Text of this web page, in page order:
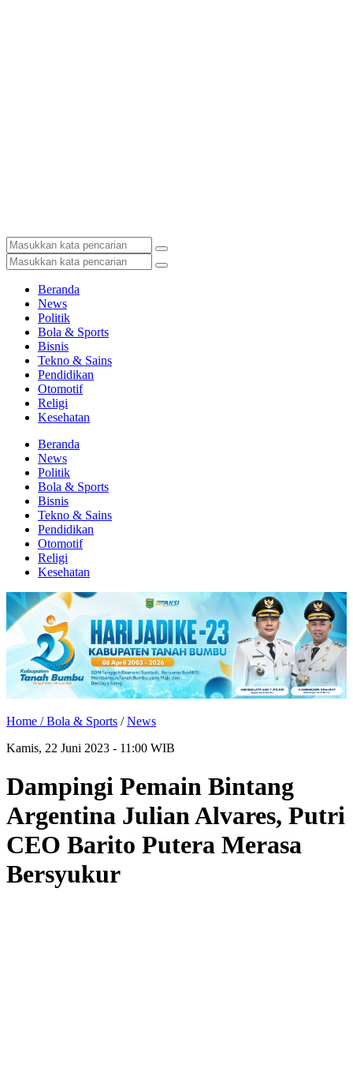
Beranda
News
Politik
Bola & Sports
Bisnis
Tekno & Sains
Pendidikan
Otomotif
Religi
Kesehatan
Beranda
News
Politik
Bola & Sports
Bisnis
Tekno & Sains
Pendidikan
Otomotif
Religi
Kesehatan
Home /Bola & Sports /News
Kamis, 22 Juni 2023 - 11:00 WIB
Dampingi Pemain Bintang
Argentina Julian Alvares, Putri
CEO Barito Putera Merasa
Bersyukur